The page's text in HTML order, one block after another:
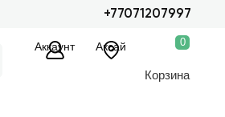
+77071207997
Аккаунт Аксай 0
Корзина